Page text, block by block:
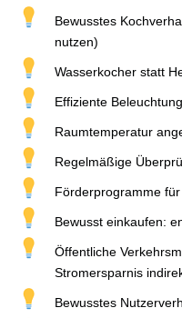
Bewusstes
nutzen)
Wasserkocher statt
Effiziente
Raumtemperatur
Regelmäßige
Förderprogramme
Bewusst einkaufen:
Öffentliche
Stromersparnis
Bewusstes